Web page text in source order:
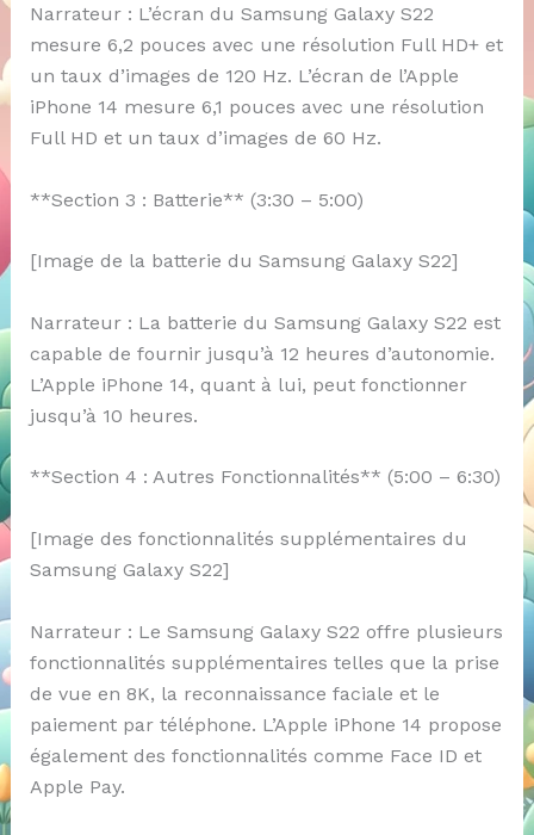
Narrateur : L’écran du Samsung Galaxy S22
mesure 6,2 pouces avec une résolution Full HD+ et
un taux d’images de 120 Hz. L’écran de l’Apple
iPhone 14 mesure 6,1 pouces avec une résolution
Full HD et un taux d’images de 60 Hz.
**Section 3 : Batterie** (3:30 – 5:00)
[Image de la batterie du Samsung Galaxy S22]
Narrateur : La batterie du Samsung Galaxy S22 est
capable de fournir jusqu’à 12 heures d’autonomie.
L’Apple iPhone 14, quant à lui, peut fonctionner
jusqu’à 10 heures.
**Section 4 : Autres Fonctionnalités** (5:00 – 6:30)
[Image des fonctionnalités supplémentaires du
Samsung Galaxy S22]
Narrateur : Le Samsung Galaxy S22 offre plusieurs
fonctionnalités supplémentaires telles que la prise
de vue en 8K, la reconnaissance faciale et le
paiement par téléphone. L’Apple iPhone 14 propose
également des fonctionnalités comme Face ID et
Apple Pay.